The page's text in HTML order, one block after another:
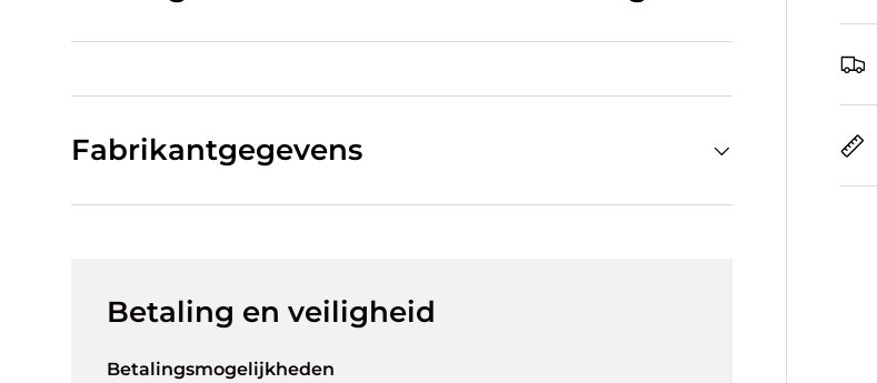
Fabrikantgegevens
Betaling en veiligheid
Betalingsmogelijkheden